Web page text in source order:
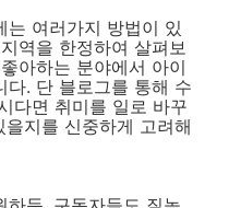
는 여러가지 방법이 있
역을 한정하여 살펴보
아하는 분야에서 아이
다. 단 블로그를 통해 수
다면 취미를 일로 바꾸
지를 신중하게 고려해